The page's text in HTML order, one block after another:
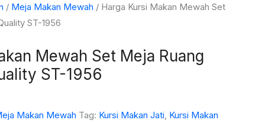
/ Meja Makan Mewah / Harga Kursi Makan Mewah Set
ST-1956
Mewah Set Meja Ruang
ST-1956
Makan Mewah Tag: Kursi Makan Jati Kursi Makan